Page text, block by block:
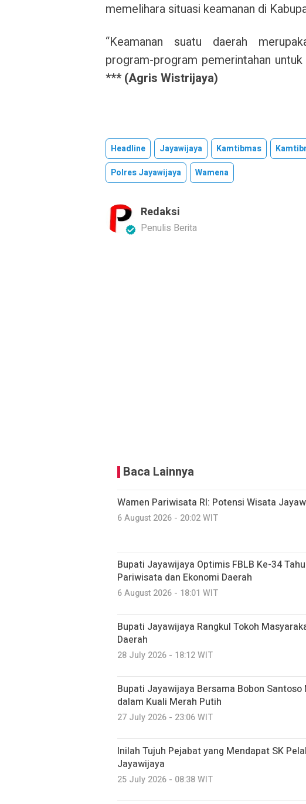
memelihara situasi keamanan di
“Keamanan suatu daerah
program-program pemerintahan untuk
*** (Agris Wistrijaya)
Headline Jayawijaya Kamtibmas
Polres Jayawijaya
Wamena
Redaksi
Penulis Berita
Baca Lainnya
Wamen Pariwisata RI: Potensi Wisata
6 August 2026 - 20:02 WIT
Bupati Jayawijaya Optimis FBLB Ke-34
Pariwisata dan Ekonomi Daerah
6 August 2026 - 18:01 WIT
Bupati Jayawijaya Rangkul Tokoh
Daerah
28 July 2026 - 18:12 WIT
Bupati Jayawijaya Bersama Bobon Santoso
dalam Kuali Merah Putih
27 July 2026 - 23:06 WIT
Inilah Tujuh Pejabat yang Mendapat SK
Jayawijaya
25 July 2026 - 08:38 WIT